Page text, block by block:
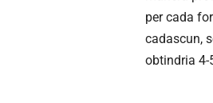
per cada
cadascun,
obtindria 4-